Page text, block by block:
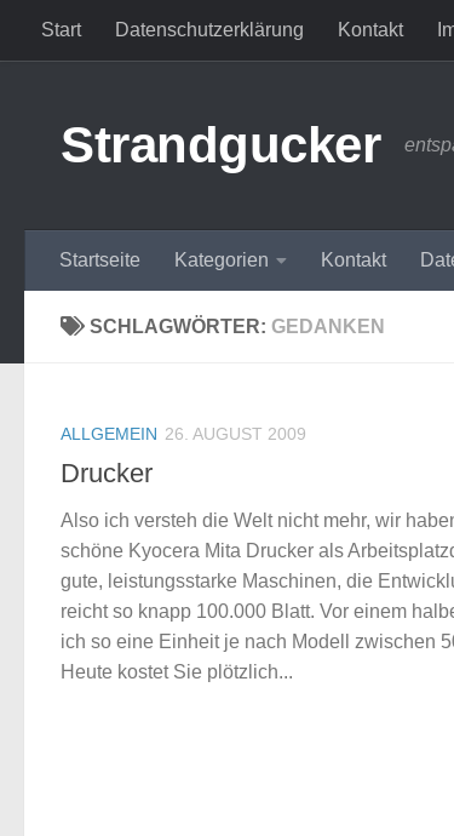
Zum Inhalt springen
Start Datenschutzerklärung Kontakt
Strandgucker
Startseite Kategorien Kontakt
SCHLAGWÖRTER: GEDANKEN
ALLGEMEIN 26. AUGUST 2009
Drucker
Also ich versteh die Welt nicht mehr, wir
schöne Kyocera Mita Drucker als
gute, leistungsstarke Maschinen, die
reicht so knapp 100.000 Blatt. Vor einem
ich so eine Einheit je nach Modell zwischen
Heute kostet Sie plötzlich...